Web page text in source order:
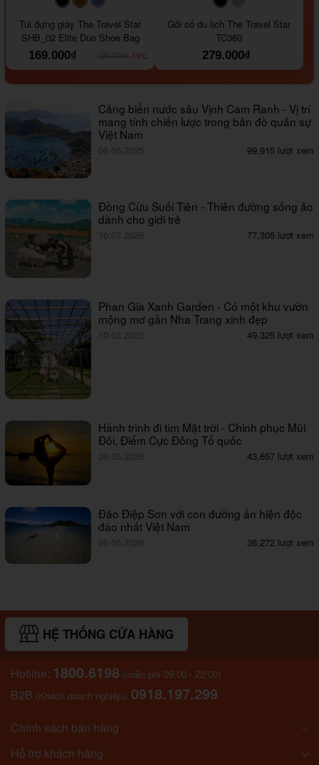
#000000#964B00
Túi đựng giày The Travel Star
SHB_02 Elite Duo Shoe Bag
169.000₫
-15%
#000000
Gối cổ du lịch The Travel Star
TC360
279.000₫
Cảng biển nước sâu Vịnh Cam Ranh - Vị trí
mang tính chiến lược trong bản đồ quân sự
Việt Nam
06.06.2025 99,915 lượt xem
Đồng Cừu Suối Tiên - Thiên đường sống ảo
dành cho giới trẻ
10.07.2026 77,305 lượt xem
Phan Gia Xanh Garden - Có một khu vườn
mộng mơ gần Nha Trang xinh đẹp
10.03.2025 49,325 lượt xem
Hành trình đi tìm Mặt trời - Chinh phục Mũi
Đôi, Điểm Cực Đông Tổ quốc
26.05.2026 43,657 lượt xem
Đảo Điệp Sơn với con đường ẩn hiện độc
đáo nhất Việt Nam
05.06.2026 36,272 lượt xem
HỆ THỐNG CỬA HÀNG
Hotline: 1800.6198 (miễn phí 09:00 - 22:00)
B2B (Khách doanh nghiệp): 0918.197.299
Chính sách bán hàng
Hỗ trợ khách hàng